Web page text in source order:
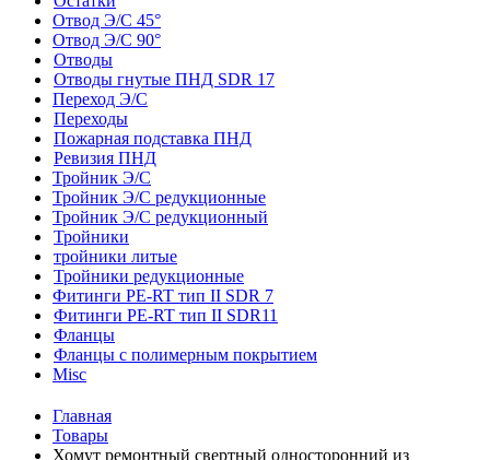
Отвод Э/С 45°
Отвод Э/С 90°
Отводы
Отводы гнутые ПНД SDR 17
Переход Э/С
Переходы
Пожарная подставка ПНД
Ревизия ПНД
Тройник Э/С
Тройник Э/С редукционные
Тройник Э/С редукционный
Тройники
тройники литые
Тройники редукционные
Фитинги PE-RT тип II SDR 7
Фитинги PE-RT тип II SDR11
Фланцы
Фланцы с полимерным покрытием
Misc
Главная
Товары
Хомут ремонтный свертный односторонний из